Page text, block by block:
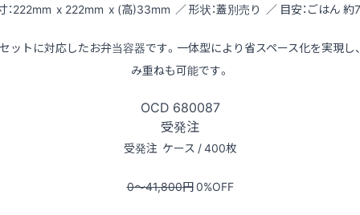
：222mm x 222mm x (高)33mm ／ 形状：蓋別売り ／ 目安：ごはん 約
ットに対応したお弁当容器です。一体型により省スペース化を実現し
み重ねも可能です。
OCD 680087
受発注
受発注 ケース / 400枚
0〜41,800円0%OFF